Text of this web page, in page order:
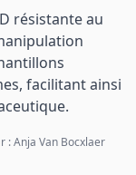
résistante au
facilitant ainsi
: Anja Van Bocxlaer